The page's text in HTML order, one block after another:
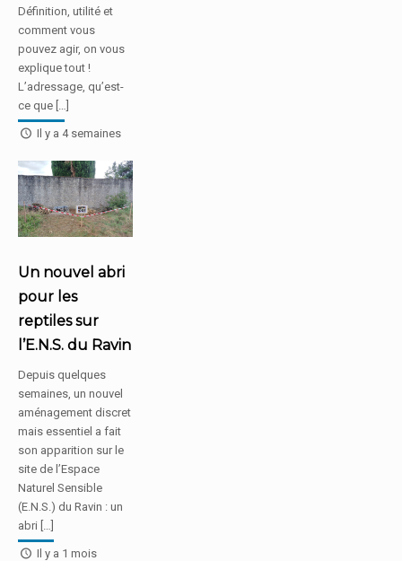
Définition, utilité et
comment vous
pouvez agir, on vous
explique tout !
L’adressage, qu’est-
ce que […]
Il y a 4 semaines
Un nouvel abri
pour les
reptiles sur
l’E.N.S. du Ravin
Depuis quelques
semaines, un nouvel
aménagement discret
mais essentiel a fait
son apparition sur le
site de l’Espace
Naturel Sensible
(E.N.S.) du Ravin : un
abri […]
Il y a 1 mois